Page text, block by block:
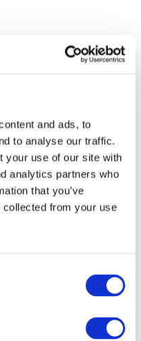
and ads, to
to analyse our traffic.
your use of our site with
analytics partners who
that you’ve
collected from your use